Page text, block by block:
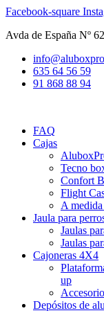
Ir
contenido
Facebook-square
Avda de España Nº
635 64 56 59
91 868 88 94
FAQ
Cajas
Tecno
Confort
Flight
A
Jaula para
Jaulas
Jaulas
Cajoneras 4X4
up
Depósitos de